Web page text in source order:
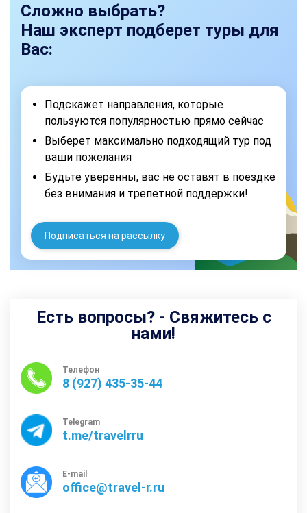
Сложно выбрать?
Наш эксперт подберет туры для
Вас:
Подскажет направления, которые
пользуются популярностью прямо сейчас
Выберет максимально подходящий тур под
ваши пожелания
Будьте уверенны, вас не оставят в поездке
без внимания и трепетной поддержки!
Подписаться на рассылку
Есть вопросы? - Свяжитесь с
нами!
Телефон
8 (927) 435-35-44
Telegram
t.me/travelrru
E-mail
office@travel-r.ru